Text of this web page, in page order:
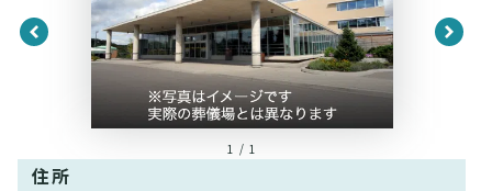
1 / 1
住所